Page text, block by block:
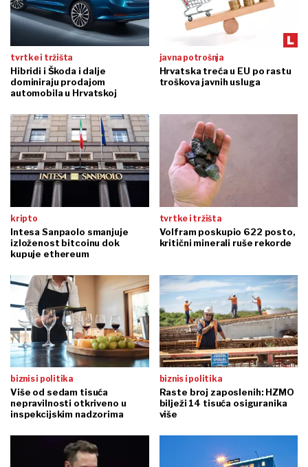
tvrtke i tržišta
Hibridi i Škoda i dalje
dominiraju prodajom
automobila u Hrvatskoj
javna potrošnja
Hrvatska treća u EU po rastu
troškova javnih usluga
kripto
Intesa Sanpaolo smanjuje
izloženost bitcoinu dok
kupuje ethereum
tvrtke i tržišta
Volfram poskupio 622 posto,
kritični minerali ruše rekorde
biznis i politika
Više od sedam tisuća
nepravilnosti otkriveno u
inspekcijskim nadzorima
biznis i politika
Raste broj zaposlenih: HZMO
bilježi 14 tisuća osiguranika
više